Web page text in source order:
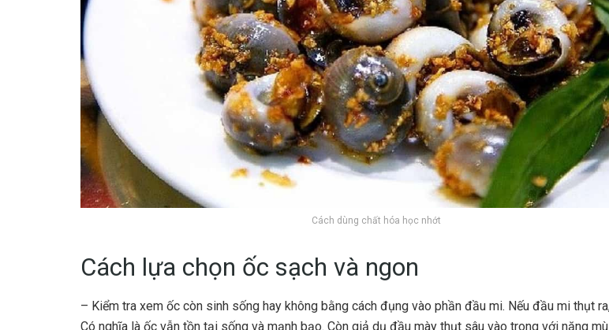
Cách dùng chất hóa học nhớt
Cách lựa chọn ốc sạch và ngon
– Kiểm tra xem ốc còn sinh sống hay không bằng cách đụng vào phần đầu mi. Nếu đầu mi thụt
Có nghĩa là ốc vẫn tồn tại sống và mạnh bạo. Còn giả dụ đầu mày thụt sâu vào trong với nặng